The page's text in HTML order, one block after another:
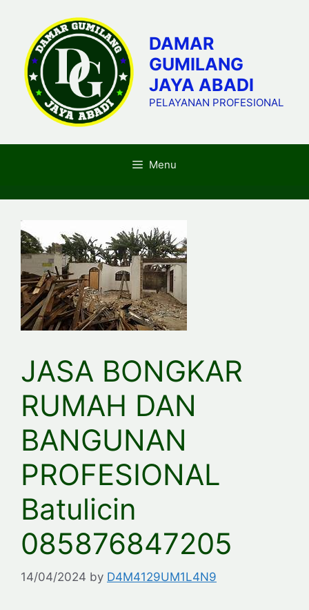
content
DAMAR
GUMILANG
JAYA ABADI
PELAYANAN PROFESIONAL
Menu
JASA BONGKAR
RUMAH DAN
BANGUNAN
PROFESIONAL
Batulicin
085876847205
14/04/2024 by D4M4129UM1L4N9